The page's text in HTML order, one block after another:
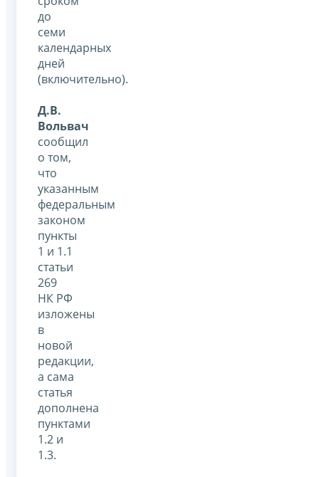
до
семи
календарных
дней
(включительно).
Д.В.
Вольвач
сообщил
о том,
что
указанным
федеральным
законом
пункты
1 и 1.1
статьи
269
НК РФ
изложены
в
новой
редакции,
а сама
статья
дополнена
пунктами
1.2 и
1.3.